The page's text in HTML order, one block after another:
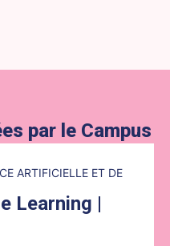
par le Campus
ARTIFICIELLE ET DE
Learning |